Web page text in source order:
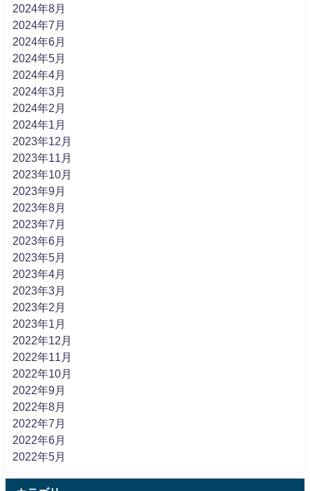
2024年8月
2024年7月
2024年6月
2024年5月
2024年4月
2024年3月
2024年2月
2024年1月
2023年12月
2023年11月
2023年10月
2023年9月
2023年8月
2023年7月
2023年6月
2023年5月
2023年4月
2023年3月
2023年2月
2023年1月
2022年12月
2022年11月
2022年10月
2022年9月
2022年8月
2022年7月
2022年6月
2022年5月